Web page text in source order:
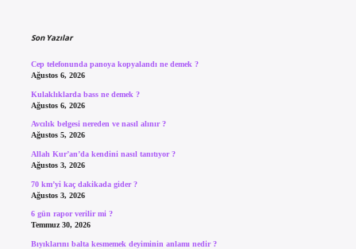
Son Yazılar
Cep telefonunda panoya kopyalandı ne demek ?
Ağustos 6, 2026
Kulaklıklarda bass ne demek ?
Ağustos 6, 2026
Avcılık belgesi nereden ve nasıl alınır ?
Ağustos 5, 2026
Allah Kur’an’da kendini nasıl tanıtıyor ?
Ağustos 3, 2026
70 km’yi kaç dakikada gider ?
Ağustos 3, 2026
6 gün rapor verilir mi ?
Temmuz 30, 2026
Bıyıklarını balta kesmemek deyiminin anlamı nedir ?